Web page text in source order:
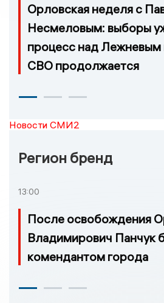
Орловская неделя с
Несмеловым: выборы
процесс над Лежневым
СВО продолжается
Новости СМИ2
Регион бренд
13:00
После освобождения
Владимирович Панчук
комендантом города